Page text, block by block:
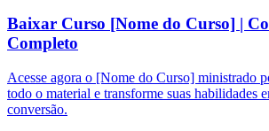
Baixar Curso [Nome do Curso] |
Completo
Acesse agora o [Nome do Curso] ministrado
todo o material e transforme suas habilidades
conversão.